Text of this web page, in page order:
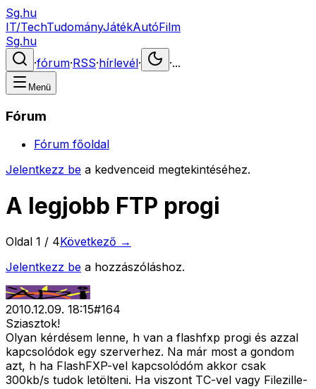
Sg.hu
IT/TechTudományJátékAutóFilm
Sg.hu
·fórum·RSS·hírlevél· ·...
Menü
Fórum
Fórum főoldal
Jelentkezz be a kedvenceid megtekintéséhez.
A legjobb FTP progi
Oldal 1 / 4Következő →
Jelentkezz be a hozzászóláshoz.
2010.12.09. 18:15#164
Sziasztok!
Olyan kérdésem lenne, h van a flashfxp progi és azzal
kapcsolódok egy szerverhez. Na már most a gondom
azt, h ha FlashFXP-vel kapcsolódóm akkor csak
300kb/s tudok letölteni. Ha viszont TC-vel vagy Filezille-